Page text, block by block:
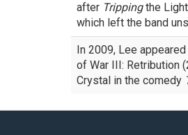
after Trippingthe
which left the band
In 2009, Lee
of War III: Retribution
Crystal in the comedy